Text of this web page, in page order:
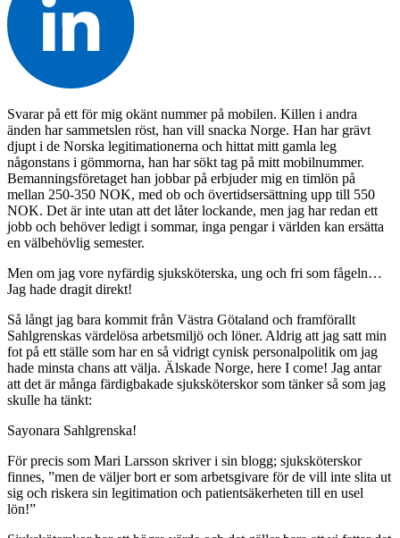
Svarar på ett för mig okänt nummer på mobilen. Killen i andra
änden har sammetslen röst, han vill snacka Norge. Han har grävt
djupt i de Norska legitimationerna och hittat mitt gamla leg
någonstans i gömmorna, han har sökt tag på mitt mobilnummer.
Bemanningsföretaget han jobbar på erbjuder mig en timlön på
mellan 250-350 NOK, med ob och övertidsersättning upp till 550
NOK. Det är inte utan att det låter lockande, men jag har redan ett
jobb och behöver ledigt i sommar, inga pengar i världen kan ersätta
en välbehövlig semester.
Men om jag vore nyfärdig sjuksköterska, ung och fri som fågeln…
Jag hade dragit direkt!
Så långt jag bara kommit från Västra Götaland och framförallt
Sahlgrenskas värdelösa arbetsmiljö och löner. Aldrig att jag satt min
fot på ett ställe som har en så vidrigt cynisk personalpolitik om jag
hade minsta chans att välja. Älskade Norge, here I come! Jag antar
att det är många färdigbakade sjuksköterskor som tänker så som jag
skulle ha tänkt:
Sayonara Sahlgrenska!
För precis som Mari Larsson skriver i sin blogg; sjuksköterskor
finnes, ”men de väljer bort er som arbetsgivare för de vill inte slita ut
sig och riskera sin legitimation och patientsäkerheten till en usel
lön!”